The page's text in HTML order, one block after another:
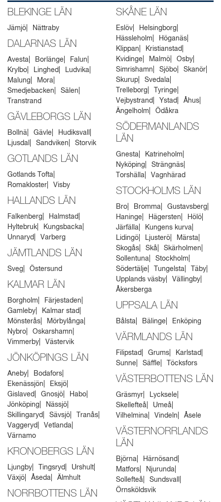
BLEKINGE LÄN
Jämjö Nättraby
DALARNAS LÄN
Avesta Borlänge
Falun
Krylbo
Linghed
Ludvika
Malung
Mora
Smedjebacken
Sälen
Transtrand
GÄVLEBORGS LÄN
Bollnä Gävle
Hudiksvall
Ljusdal
Sandviken Storvik
GOTLANDS LÄN
Gotlands Tofta
Romakloster
Visby
HALLANDS LÄN
Falkenberg
Halmstad
Hyltebruk
Kungsbacka
Unnaryd
Varberg
JÄMTLANDS LÄN
Sveg Östersund
KALMAR LÄN
Borgholm
Färjestaden
Gamleby
Kalmar stad
Mönsterås
Mörbylånga
Nybro
Oskarshamn
Vimmerby
Västervik
JÖNKÖPINGS LÄN
Aneby
Bodafors
Ekenässjön
Eksjö
Gislaved
Gnosjö
Habo
Jönköping
Nässjö
Skillingaryd
Sävsjö
Tranås
Vaggeryd
Vetlanda
Värnamo
KRONOBERGS LÄN
Ljungby Tingsryd
Urshult
Växjö
Åseda Älmhult
NORRBOTTENS LÄN
SKÅNE LÄN
Eslöv
Helsingborg
Hässleholm
Höganäs
Klippan
Kristianstad
Kvidinge
Malmö
Osby
Simrishamn
Sjöbo
Skanör
Skurup
Svedala
Trelleborg
Tyringe
Vejbystrand
Ystad
Åhus
Ängelholm
Ödåkra
SÖDERMANLANDS
LÄN
Gnesta
Katrineholm
Nyköping
Strängnäs
Torshälla
Vagnhärad
STOCKHOLMS LÄN
Bro Bromma
Gustavsberg
Haninge
Hägersten
Hölö
Järfälla
Kungens kurva
Lidingö
Ljusterö
Märsta
Skogås
Skå
Skärholmen
Sollentuna
Stockholm
Södertälje
Tungelsta
Täby
Upplands väsby
Vällingby
Åkersberga
UPPSALA LÄN
Bålsta Bälinge Enköping
VÄRMLANDS LÄN
Filipstad Grums
Karlstad
Sunne
Säffle Töcksfors
VÄSTERBOTTENS LÄN
Gräsmyr
Lycksele
Skellefteå
Umeå
Vilhelmina
Vindeln Åsele
VÄSTERNORRLANDS
LÄN
Björna
Härnösand
Matfors
Njurunda
Sollefteå
Sundsvall
Örnsköldsvik